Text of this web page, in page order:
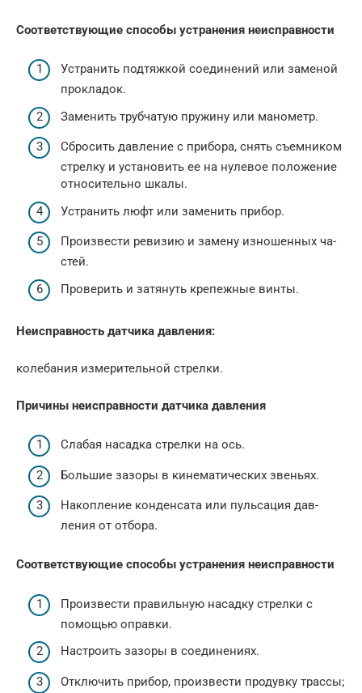
Соответствующие способы устранения неисправности
Устранить подтяжкой соединений или заме­ной
прокладок.
Заменить трубчатую пружину или манометр.
Сбросить давление с прибора, снять съемни­ком
стрелку и устано­вить ее на нулевое положение
относительно шкалы.
Устранить люфт или за­менить прибор.
Произвести ревизию и замену изношенных ча­
стей.
Проверить и затянуть крепежные винты.
Неисправность датчика давления:
колебания изме­рительной стрелки.
Причины неисправности датчика давления
Слабая насадка стрел­ки на ось.
Большие зазоры в ки­нематических звеньях.
Накопление конденса­та или пульсация дав­
ления от отбора.
Соответствующие способы устранения неисправности
Произвести правиль­ную насадку стрелки с
помощью оправки.
Настроить зазоры в сое­динениях.
Отключить прибор, про­извести продувку трас­сы;